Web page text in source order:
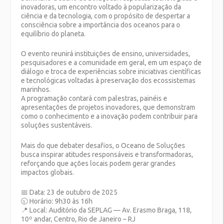
inovadoras, um encontro voltado à popularização da
ciência e da tecnologia, com o propósito de despertar a
consciência sobre a importância dos oceanos para o
equilíbrio do planeta.
O evento reunirá instituições de ensino, universidades,
pesquisadores e a comunidade em geral, em um espaço de
diálogo e troca de experiências sobre iniciativas científicas
e tecnológicas voltadas à preservação dos ecossistemas
marinhos.
A programação contará com palestras, painéis e
apresentações de projetos inovadores, que demonstram
como o conhecimento e a inovação podem contribuir para
soluções sustentáveis.
Mais do que debater desafios, o Oceano de Soluções
busca inspirar atitudes responsáveis e transformadoras,
reforçando que ações locais podem gerar grandes
impactos globais.
📅 Data: 23 de outubro de 2025
🕤 Horário: 9h30 às 16h
📍 Local: Auditório da SEPLAG — Av. Erasmo Braga, 118,
10º andar, Centro, Rio de Janeiro – RJ